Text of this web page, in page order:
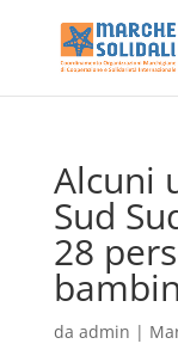
Alcuni
Sud
28
da admin |